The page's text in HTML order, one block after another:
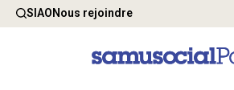
SIAONous rejoindre